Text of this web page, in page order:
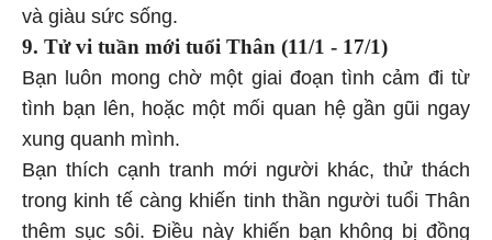
và giàu sức sống.
9. Tử vi tuần mới tuổi Thân (11/1 - 17/1)
Bạn luôn mong chờ một giai đoạn tình cảm đi từ
tình bạn lên, hoặc một mối quan hệ gần gũi ngay
xung quanh mình.
Bạn thích cạnh tranh mới người khác, thử thách
trong kinh tế càng khiến tinh thần người tuổi Thân
thêm sục sôi. Điều này khiến bạn không bị đồng